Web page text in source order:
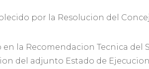
por la Resolucion del
la Recomendacion Tecnica del
del adjunto Estado de